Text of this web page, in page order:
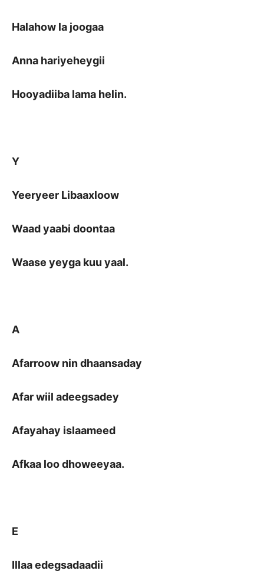
Halahow la joogaa
Anna hariyeheygii
Hooyadiiba lama helin.
Y
Yeeryeer Libaaxloow
Waad yaabi doontaa
Waase yeyga kuu yaal.
A
Afarroow nin dhaansaday
Afar wiil adeegsadey
Afayahay islaameed
Afkaa loo dhoweeyaa.
E
Illaa edegsadaadii